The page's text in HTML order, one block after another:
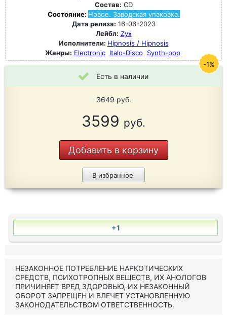
Состав: CD
Состояние: Новое. Заводская упаковка.
Дата релиза: 16-06-2023
Лейбл: Zyx
Исполнители: Hipnosis / Hipnosis
Жанры: Electronic Italo-Disco Synth-pop
Есть в наличии
3649руб.
3599 руб.
Добавить в корзину
В избранное
-1%
+1
НЕЗАКОННОЕ ПОТРЕБЛЕНИЕ НАРКОТИЧЕСКИХ
СРЕДСТВ, ПСИХОТРОПНЫХ ВЕЩЕСТВ, ИХ АНОЛОГОВ
ПРИЧИНЯЕТ ВРЕД ЗДОРОВЬЮ, ИХ НЕЗАКОННЫЙ
ОБОРОТ ЗАПРЕЩЕН И ВЛЕЧЕТ УСТАНОВЛЕННУЮ
ЗАКОНОДАТЕЛЬСТВОМ ОТВЕТСТВЕННОСТЬ.